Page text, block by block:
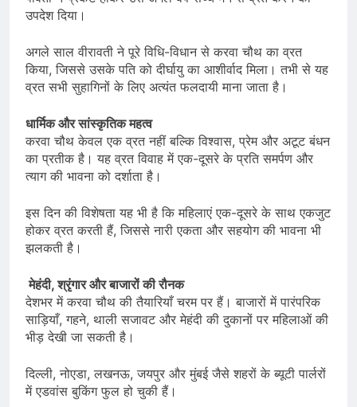
उपदेश दिया।
अगले साल वीरावती ने पूरे विधि-विधान से करवा चौथ का व्रत
किया, जिससे उसके पति को दीर्घायु का आशीर्वाद मिला। तभी से यह
व्रत सभी सुहागिनों के लिए अत्यंत फलदायी माना जाता है।
धार्मिक और सांस्कृतिक महत्व
करवा चौथ केवल एक व्रत नहीं बल्कि विश्वास, प्रेम और अटूट बंधन
का प्रतीक है। यह व्रत विवाह में एक-दूसरे के प्रति समर्पण और
त्याग की भावना को दर्शाता है।
इस दिन की विशेषता यह भी है कि महिलाएं एक-दूसरे के साथ एकजुट
होकर व्रत करती हैं, जिससे नारी एकता और सहयोग की भावना भी
झलकती है।
मेहंदी, श्रृंगार और बाजारों की रौनक
देशभर में करवा चौथ की तैयारियाँ चरम पर हैं। बाजारों में पारंपरिक
साड़ियाँ, गहने, थाली सजावट और मेहंदी की दुकानों पर महिलाओं की
भीड़ देखी जा सकती है।
दिल्ली, नोएडा, लखनऊ, जयपुर और मुंबई जैसे शहरों के ब्यूटी पार्लरों
में एडवांस बुकिंग फुल हो चुकी हैं।